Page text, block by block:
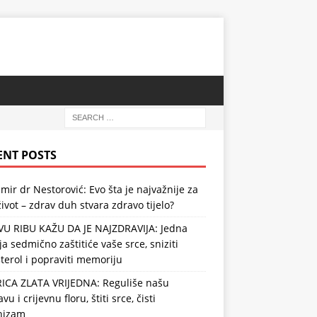
POSTS
dr Nestorović: Evo šta je najvažnije za
– zdrav duh stvara zdravo tijelo?
RIBU KAŽU DA JE NAJZDRAVIJA: Jedna
sedmično zaštitiće vaše srce, sniziti
i popraviti memoriju
ZLATA VRIJEDNA: Reguliše našu
i crijevnu floru, štiti srce, čisti